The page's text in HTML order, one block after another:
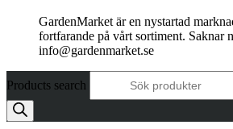
GardenMarket är en nystartad
fortfarande på vårt sortiment. Saknar
info@gardenmarket.se
Products search